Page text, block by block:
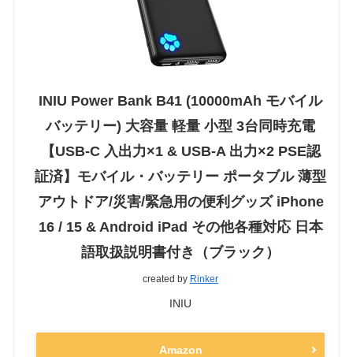
INIU Power Bank B41 (10000mAh モバイル
バッテリー) 大容量 軽量 小型 3台同時充電
【USB-C 入出力×1 & USB-A 出力×2 PSE認
証済】モバイル・バッテリー ポータブル 薄型
アウトドア/災害/緊急用の便利グッズ iPhone
16 / 15 & Android iPad その他各種対応 日本
語取扱説明書付き（ブラック）
created by Rinker
INIU
Amazon